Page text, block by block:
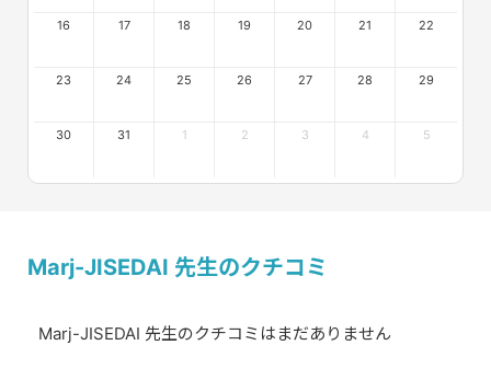
16 17 18 19 20 21 22
23 24 25 26 27 28 29
30 31 1 2 3 4 5
Marj-JISEDAI 先生のクチコミ
Marj-JISEDAI 先生のクチコミはまだありません